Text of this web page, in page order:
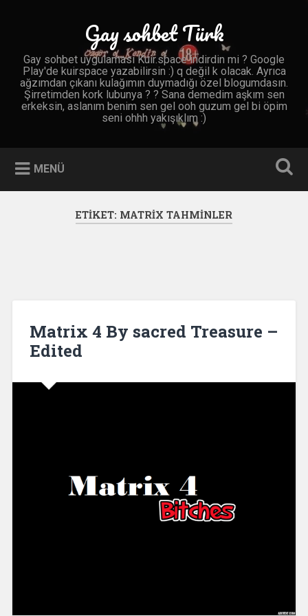
Gay sohbet Türk
Gay sohbet uygulaması Kuir.space indirdin mi ? Google
Play'de kuirspace yazabilirsin :) q değil k olacak. Ayrıca
ağzımdan çıkanı kulağımın duymadığı özel blogumdasın.
Şirretimden kork lubunya ? ? Sana demedim aşkım sen
erkeksin, aslanım benim sen gel ooh guzum gel bi öpim
seni ohhh yakışıklım :)
MENÜ
ETIKET: MATRIX TAHMINLER
Matrix 4 By sacred Treasure –
Edited